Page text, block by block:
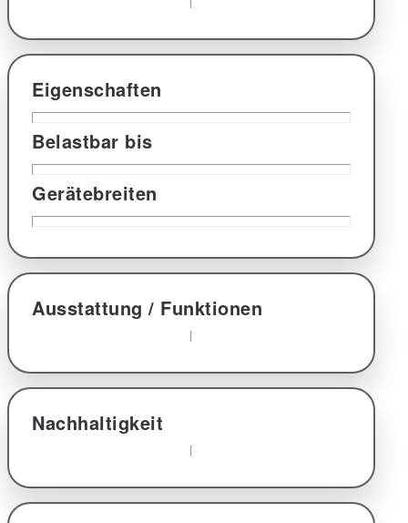
Eigenschaften
Belastbar bis
Gerätebreiten
Ausstattung / Funktionen
Nachhaltigkeit